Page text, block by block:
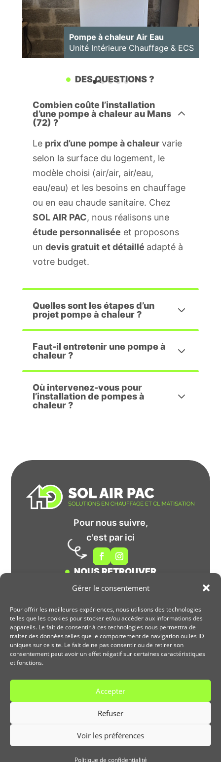
Gérer le consentement
Pour offrir les meilleures expériences, nous utilisons des technologies
telles que les cookies pour stocker et/ou accéder aux informations des
appareils. Le fait de consentir à ces technologies nous permettra de
traiter des données telles que le comportement de navigation ou les ID
uniques sur ce site. Le fait de ne pas consentir ou de retirer son
consentement peut avoir un effet négatif sur certaines caractéristiques
et fonctions.
Accepter
Refuser
Voir les préférences
Politique de confidentialité
Pompe à chaleur Air Eau
Groupe extérieur
DES QUESTIONS ?
Combien coûte l’installation
d’une pompe à chaleur au Mans
(72) ?
Le prix d’une pompe à chaleurvarie
selon la surface du logement, le
modèle choisi (air/air, air/eau,
eau/eau) et les besoins en chauffage
ou en eau chaude sanitaire. Chez
SOL AIR PAC, nous réalisons une
étude personnalisée et proposons
un devis gratuit et détaillé adapté à
votre budget.
Quelles sont les étapes d’un
projet pompe à chaleur ?
Faut-il entretenir une pompe à
chaleur ?
Où intervenez-vous pour
l’installation de pompes à
chaleur ?
Pour nous suivre,
c'est par ici
NOUS RETROUVER
3 rue d'Orion
06 80 74 57 01
HORAIRES D'OUVERTURE
Du Lundi au Vendredi
De 8h30 à 12h00 - De13h30 à 18h00
Politique de confidentialité
Exercez vos droits|Plan du site